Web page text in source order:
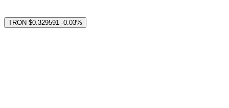
TRON $0.329591 -0.03%